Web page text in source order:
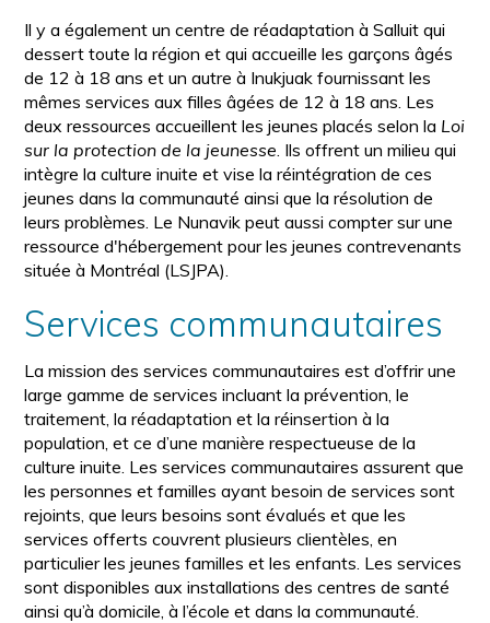
Il y a également un centre de réadaptation à Salluit qui
dessert toute la région et qui accueille les garçons âgés
de 12 à 18 ans et un autre à Inukjuak fournissant les
mêmes services aux filles âgées de 12 à 18 ans. Les
deux ressources accueillent les jeunes placés selon la Loi
sur la protection de la jeunesse . Ils offrent un milieu qui
intègre la culture inuite et vise la réintégration de ces
jeunes dans la communauté ainsi que la résolution de
leurs problèmes. Le Nunavik peut aussi compter sur une
ressource d'hébergement pour les jeunes contrevenants
située à Montréal (LSJPA).
Services communautaires
La mission des services communautaires est d’offrir une
large gamme de services incluant la prévention, le
traitement, la réadaptation et la réinsertion à la
population, et ce d’une manière respectueuse de la
culture inuite. Les services communautaires assurent que
les personnes et familles ayant besoin de services sont
rejoints, que leurs besoins sont évalués et que les
services offerts couvrent plusieurs clientèles, en
particulier les jeunes familles et les enfants. Les services
sont disponibles aux installations des centres de santé
ainsi qu’à domicile, à l’école et dans la communauté.